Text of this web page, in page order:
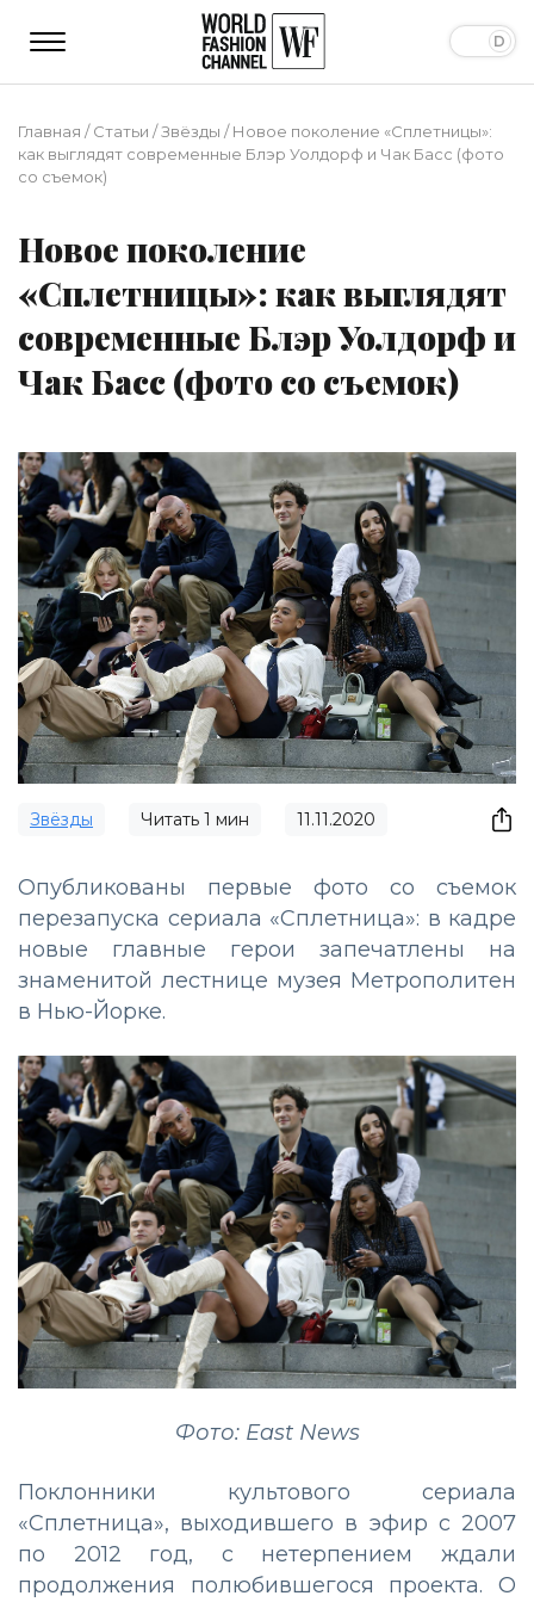
Главная /Статьи /Звёзды /Новое поколение «Сплетницы»:
как выглядят современные Блэр Уолдорф и Чак Басс (фото
со съемок)
Новое поколение
«Сплетницы»: как выглядят
современные Блэр Уолдорф и
Чак Басс (фото со съемок)
Звёзды Читать 1 мин 11.11.2020
Опубликованы первые фото со съемок
перезапуска сериала «Сплетница»: в кадре
новые главные герои запечатлены на
знаменитой лестнице музея Метрополитен
в Нью-Йорке.
Фото: East News
Поклонники культового сериала
«Сплетница», выходившего в эфир с 2007
по 2012 год, с нетерпением ждали
продолжения полюбившегося проекта. О